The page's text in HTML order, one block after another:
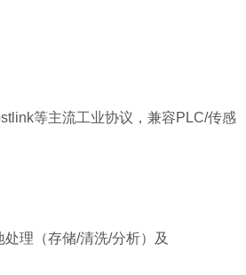
等主流工业协议，兼容PLC/传感
理（存储/清洗/分析）及